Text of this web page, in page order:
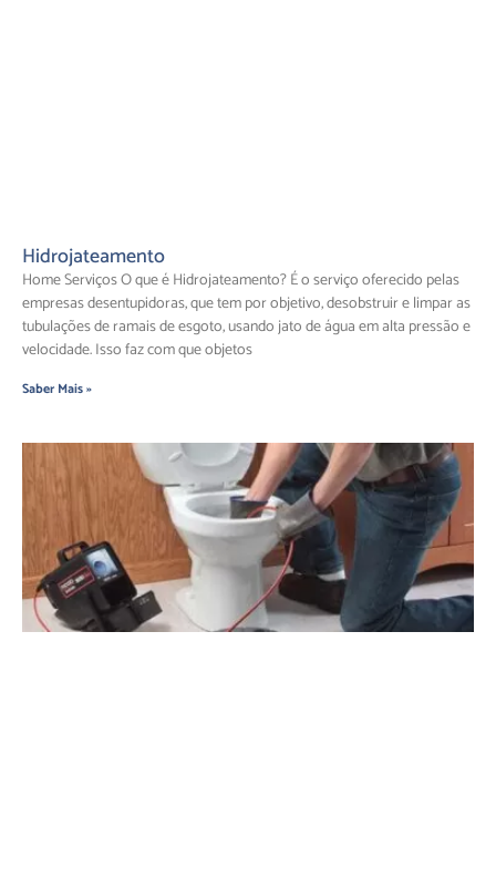
Hidrojateamento
Home Serviços O que é Hidrojateamento? É o serviço oferecido pelas
empresas desentupidoras, que tem por objetivo, desobstruir e limpar as
tubulações de ramais de esgoto, usando jato de água em alta pressão e
velocidade. Isso faz com que objetos
Saber Mais »